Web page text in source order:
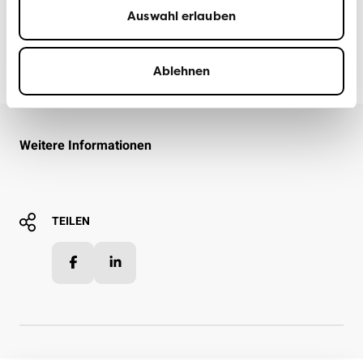
Auswahl erlauben
Ablehnen
VCS ZÜRICH 12. MAI 2026
Weitere Informationen
TEILEN
Facebook